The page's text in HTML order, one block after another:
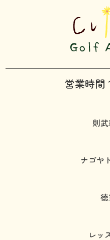
営業時間
則
ナゴヤ
レッ